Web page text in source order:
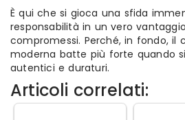
È qui che si gioca una sfida
responsabilità in un vero
compromessi. Perché, in fondo, il
moderna batte più forte quando
autentici e duraturi.
Articoli correlati: